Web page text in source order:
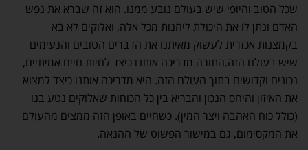
שכל הטוב והיופי שיש בעולם נובע ממנו. הוא זה שברא את נפש
האדם ונתן לו את היכולת ליהנות מכל אלה, ואלוקים לא בא
בקמצנות אכזרית לעשוק מאיתנו את הדברים הטובים והנעימים
שיש בעולם הזה.התורה מדריכה אותנו כיצד לחיות חיים אמיתיים,
נכונים וקדושים בתוך העולם הזה. היא מדריכה אותנו כיצד למצוא
את האיזון והיחס הנכון והבריא בין כל הכוחות שאלוקים נטע בנו
(כולל כוח האהבה ויצר המין). כשחיים באופן הזה ממצים מהעולם
את המקסימום, גם במישור הפשוט של ההנאה.